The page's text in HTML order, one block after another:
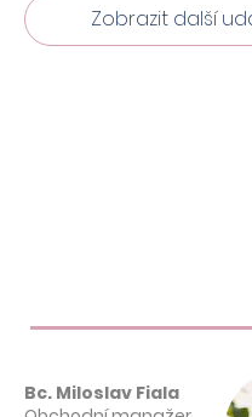
Zobrazit další
Bc. Miloslav Fiala